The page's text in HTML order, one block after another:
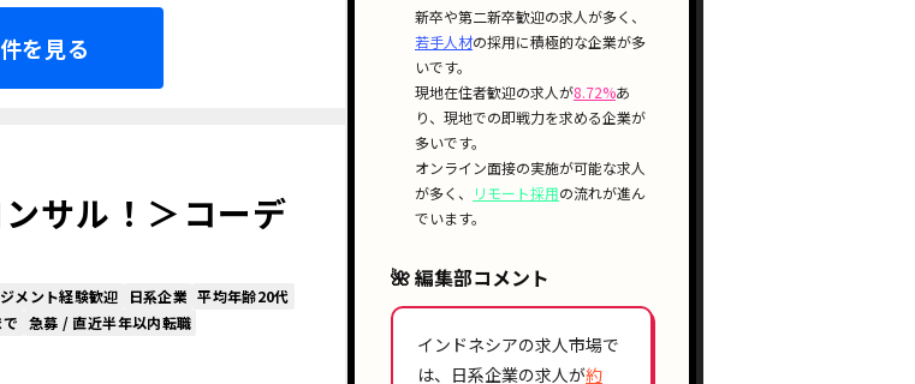
新卒や第二新卒歓迎の求人が多く、
若手人材の採用に積極的な企業が多
いです。
現地在住者歓迎の求人が8.72%あ
り、 現地での即戦力を求める企業が
多いです。
オンライン面接の実施が可能な求人
が多く、
リモート採用の流れが進ん
でいます。
🌺 編集部コメント
インドネシアの求人市場で
は、 日系企業の求人が約
を見る
サル！＞コーデ
メント経験歓迎 日系企業 平均年齢20代
急募 / 直近半年以内転職